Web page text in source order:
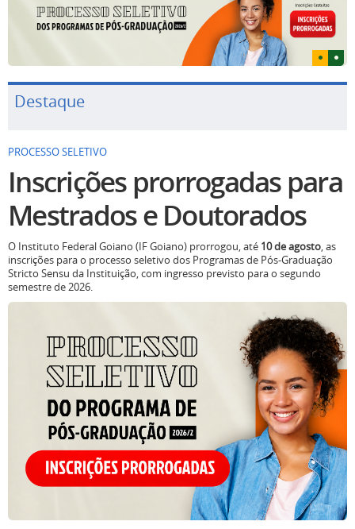
Destaque
PROCESSO SELETIVO
Inscrições prorrogadas para
Mestrados e Doutorados
O Instituto Federal Goiano (IF Goiano) prorrogou, até 10 de agosto, as
inscrições para o processo seletivo dos Programas de Pós-Graduação
Stricto Sensu da Instituição, com ingresso previsto para o segundo
semestre de 2026.